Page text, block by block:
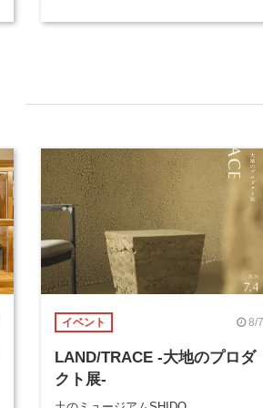
イベント 8/7
LAND/TRACE -大地のプロダ
クト展-